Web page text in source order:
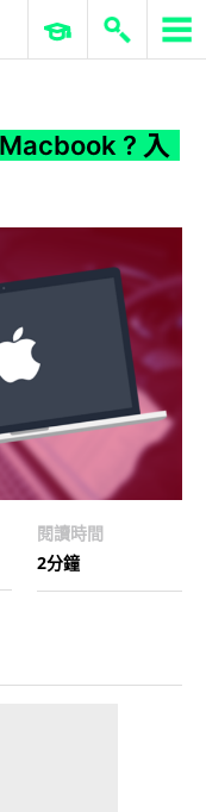
ERP 與商業 AI
Macbook ? 入
閱讀時間
2分鐘